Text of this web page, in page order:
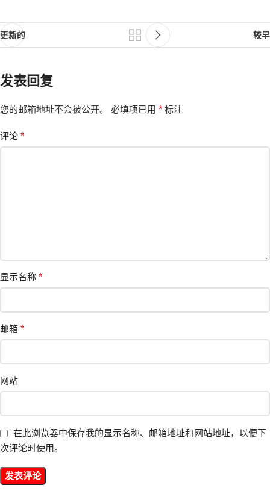
更新的 较早
发表回复
您的邮箱地址不会被公开。 必填项已用 * 标注
评论 *
显示名称 *
邮箱 *
网站
在此浏览器中保存我的显示名称、邮箱地址和网站地址，以便下
次评论时使用。